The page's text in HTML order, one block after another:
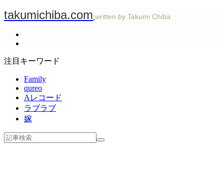
takumichiba.com written by Takumi Chiba
注目キーワード
Family
qureo
Aレコード
ラブラブ
嫁